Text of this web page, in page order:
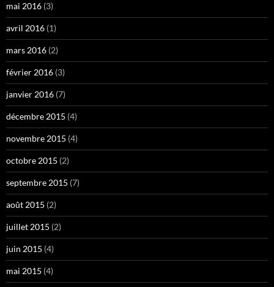
mai 2016 (3)
avril 2016 (1)
mars 2016 (2)
février 2016 (3)
janvier 2016 (7)
décembre 2015 (4)
novembre 2015 (4)
octobre 2015 (2)
septembre 2015 (7)
août 2015 (2)
juillet 2015 (2)
juin 2015 (4)
mai 2015 (4)